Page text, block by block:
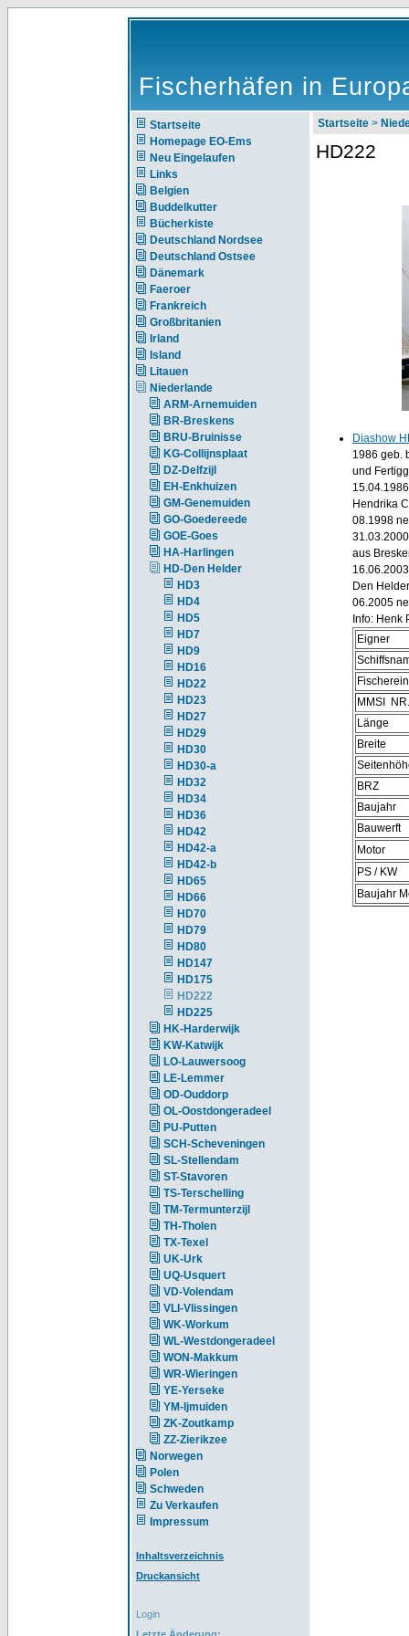
Fischerhäfen in
Startseite
Homepage EO-Ems
Neu Eingelaufen
Links
Belgien
Buddelkutter
Bücherkiste
Deutschland Nordsee
Deutschland Ostsee
Dänemark
Faeroer
Frankreich
Großbritanien
Irland
Island
Litauen
Niederlande
ARM-Arnemuiden
BR-Breskens
BRU-Bruinisse
KG-Collijnsplaat
DZ-Delfzijl
EH-Enkhuizen
GM-Genemuiden
GO-Goedereede
GOE-Goes
HA-Harlingen
HD-Den Helder
HD3
HD4
HD5
HD7
HD9
HD16
HD22
HD23
HD27
HD29
HD30
HD30-a
HD32
HD34
HD36
HD42
HD42-a
HD42-b
HD65
HD66
HD70
HD79
HD80
HD147
HD175
HD222
HD225
HK-Harderwijk
KW-Katwijk
LO-Lauwersoog
LE-Lemmer
OD-Ouddorp
OL-Oostdongeradeel
PU-Putten
SCH-Scheveningen
SL-Stellendam
ST-Stavoren
TS-Terschelling
TM-Termunterzijl
TH-Tholen
TX-Texel
UK-Urk
UQ-Usquert
VD-Volendam
VLI-Vlissingen
WK-Workum
WL-Westdongeradeel
WON-Makkum
WR-Wieringen
YE-Yerseke
YM-Ijmuiden
ZK-Zoutkamp
ZZ-Zierikzee
Norwegen
Polen
Schweden
Zu Verkaufen
Impressum
Inhaltsverzeichnis
Druckansicht
Login
Startseite >
HD222
Diashow
1986 geb.
und
Hendrika
08.1998
aus
Den
06.2005
Info: Henk
Eigner
MMSI NR.
Länge
Breite
BRZ
Baujahr
Bauwerft
Motor
PS / KW
Baujahr